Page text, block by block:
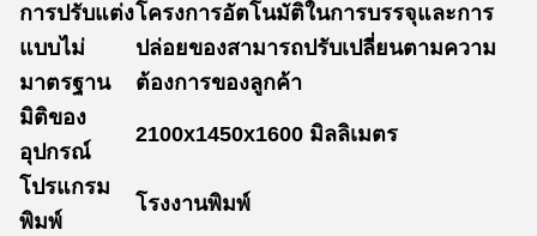
การปรับแต่ง
แบบไม่
มาตรฐาน
โครงการอัตโนมัติในการบรรจุและการ
ปล่อยของสามารถปรับเปลี่ยนตามความ
ต้องการของลูกค้า
มิติของ
อุปกรณ์
2100x1450x1600 มิลลิเมตร
โปรแกรม
พิมพ์
โรงงานพิมพ์